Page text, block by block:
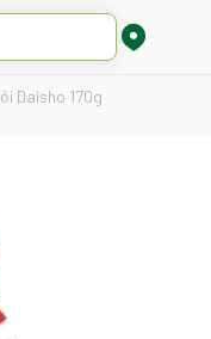
Daisho 170g